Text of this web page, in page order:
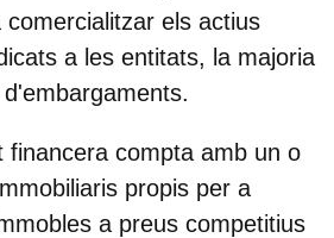
comercialitzar els actius
a les entitats, la majoria
financera compta amb un o
propis per a
a preus competitius